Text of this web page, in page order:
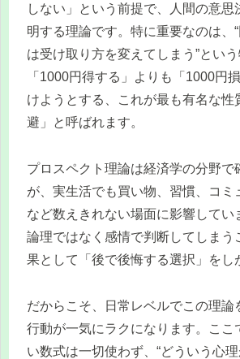
しない」という前提で、人間の意思
明する理論です。特に重要なのは、
は受け取り方を変えてしまう”とい
「1000円得する」よりも「1000円
けようとする、これが最も有名な性
避」と呼ばれます。
プロスペクト理論は経済学の分野で
が、実生活でも買い物、習慣、コミ
など数えきれない場面に影響してい
論理ではなく感情で判断してしまう
果として「後で後悔する選択」をし
だからこそ、日常レベルでこの理論
行動が一気にラクになります。ここ
い数式は一切使わず、“どういう心